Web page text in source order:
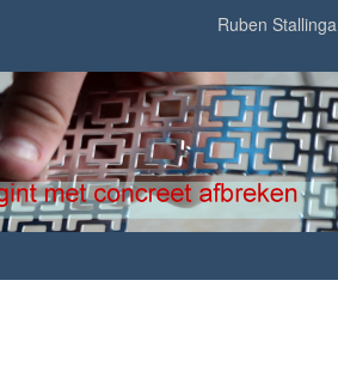
Ruben Stallinga